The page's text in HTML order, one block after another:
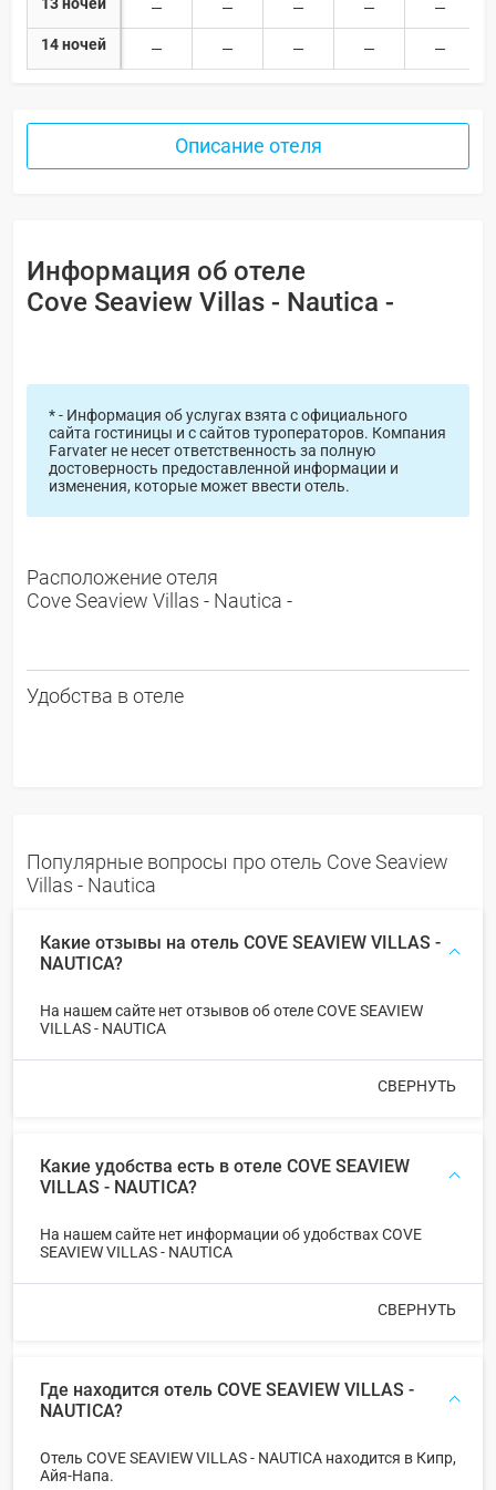
14 ночей
Описание отеля
Информация об отеле
Cove Seaview Villas - Nautica -
* - Информация об услугах взята с официального
сайта гостиницы и с сайтов туроператоров. Компания
Farvater не несет ответственность за полную
достоверность предоставленной информации и
изменения, которые может ввести отель.
Расположение отеля
Cove Seaview Villas - Nautica -
Удобства в отеле
Популярные вопросы про отель Cove Seaview
Villas - Nautica
Какие отзывы на отель COVE SEAVIEW VILLAS -
NAUTICA?
На нашем сайте нет отзывов об отеле COVE SEAVIEW
VILLAS - NAUTICA
СВЕРНУТЬ
Какие удобства есть в отеле COVE SEAVIEW
VILLAS - NAUTICA?
На нашем сайте нет информации об удобствах COVE
SEAVIEW VILLAS - NAUTICA
СВЕРНУТЬ
Где находится отель COVE SEAVIEW VILLAS -
NAUTICA?
Отель COVE SEAVIEW VILLAS - NAUTICA находится в Кипр,
Айя-Напа.